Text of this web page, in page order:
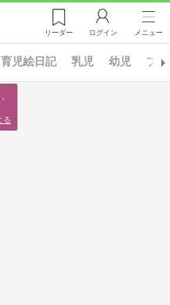
リーダー ログイン メニュー
育児絵日記 乳児 幼児 プ
る